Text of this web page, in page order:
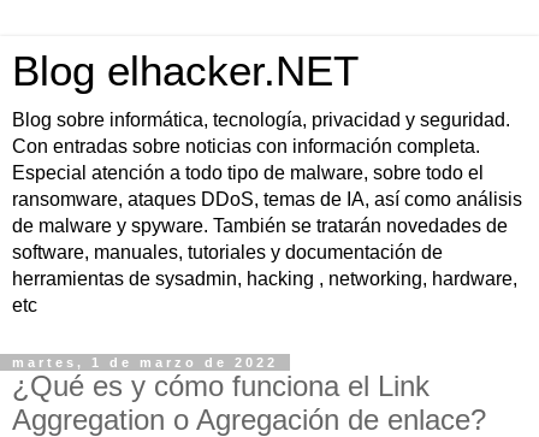
Blog elhacker.NET
Blog sobre informática, tecnología, privacidad y seguridad.
Con entradas sobre noticias con información completa.
Especial atención a todo tipo de malware, sobre todo el
ransomware, ataques DDoS, temas de IA, así como análisis
de malware y spyware. También se tratarán novedades de
software, manuales, tutoriales y documentación de
herramientas de sysadmin, hacking , networking, hardware,
etc
martes, 1 de marzo de 2022
¿Qué es y cómo funciona el Link
Aggregation o Agregación de enlace?